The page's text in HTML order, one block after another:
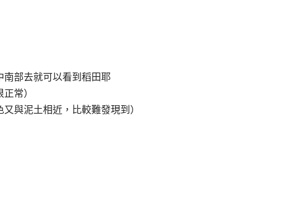
南部去就可以看到稻田耶
常）
與泥土相近，比較難發現到）